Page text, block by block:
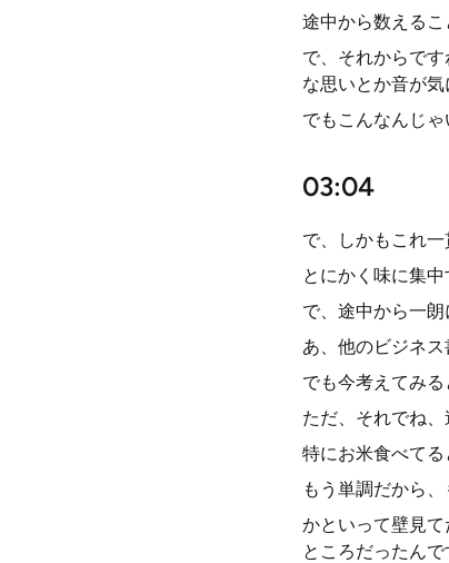
途中から数えるこ
で、それからで
な思いとか音が気
でもこんなんじ
03:04
で、しかもこれ
とにかく味に集
で、途中から一
あ、他のビジネ
でも今考えてみる
ただ、それでね
特にお米食べてる
もう単調だから
かといって壁見
ところだったんで